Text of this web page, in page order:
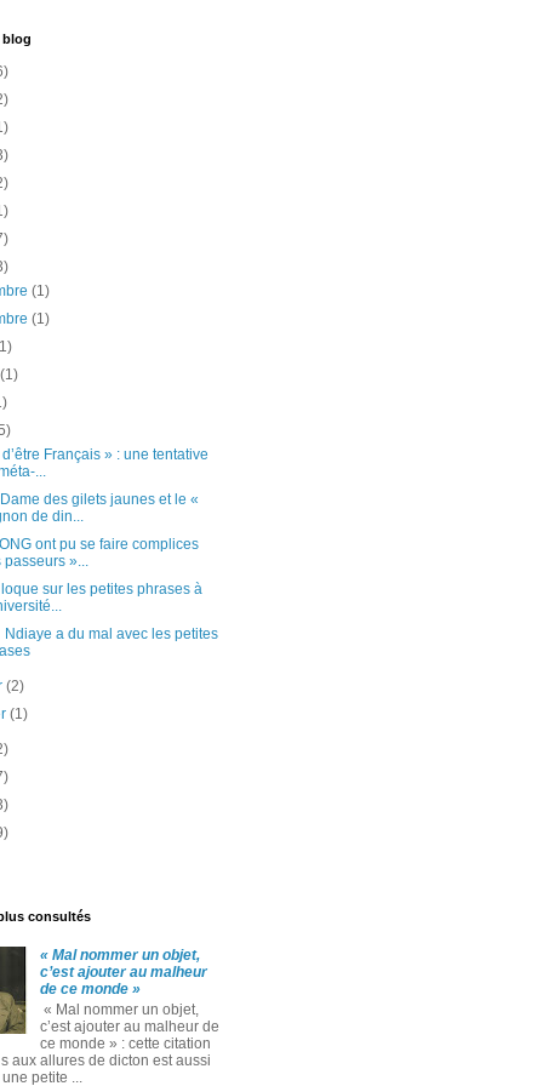
blog
(1)
(1)
(1)
d’être Français » : une tentative
...
des gilets jaunes et le «
de din...
ont pu se faire complices
passeurs »...
sur les petites phrases à
Ndiaye a du mal avec les petites
(2)
(1)
consultés
« Mal nommer un objet,
c’est ajouter au malheur
de ce monde »
« Mal nommer un objet,
c’est ajouter au malheur de
ce monde » : cette citation
aux allures de dicton est aussi
petite ...